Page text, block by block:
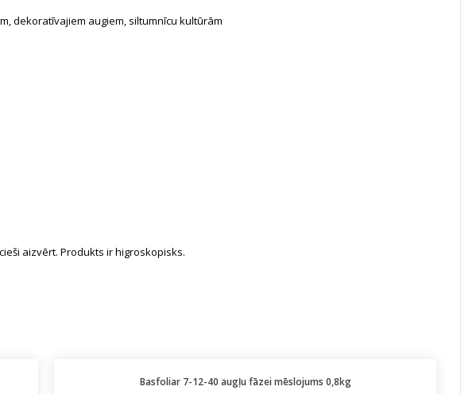
dekoratīvajiem augiem, siltumnīcu kultūrām
aizvērt. Produkts ir higroskopisks.
Basfoliar 7-12-40 augļu fāzei mēslojums 0,8kg